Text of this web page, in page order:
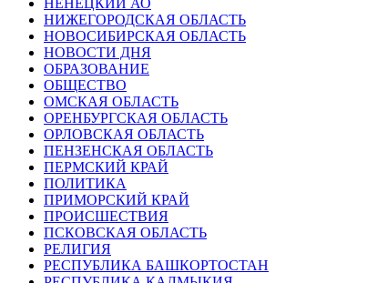
НИЖЕГОРОДСКАЯ ОБЛАСТЬ
НОВОСИБИРСКАЯ ОБЛАСТЬ
НОВОСТИ ДНЯ
ОБРАЗОВАНИЕ
ОБЩЕСТВО
ОМСКАЯ ОБЛАСТЬ
ОРЕНБУРГСКАЯ ОБЛАСТЬ
ОРЛОВСКАЯ ОБЛАСТЬ
ПЕНЗЕНСКАЯ ОБЛАСТЬ
ПЕРМСКИЙ КРАЙ
ПОЛИТИКА
ПРИМОРСКИЙ КРАЙ
ПРОИСШЕСТВИЯ
ПСКОВСКАЯ ОБЛАСТЬ
РЕЛИГИЯ
РЕСПУБЛИКА БАШКОРТОСТАН